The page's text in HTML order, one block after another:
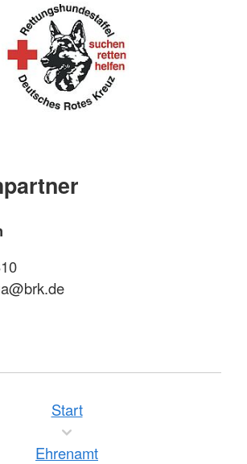
Start
Ehrenamt